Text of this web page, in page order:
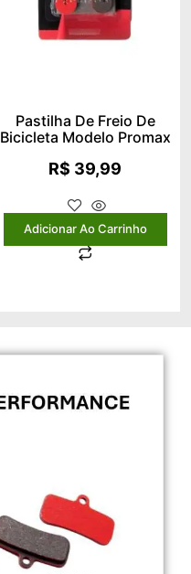
Pastilha De Freio De
Bicicleta Modelo Promax
R$ 39,99
Adicionar Ao Carrinho